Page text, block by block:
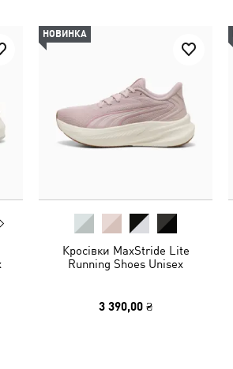
НОВИНКА
Кросівки MaxStride Lite
Running Shoes Unisex
3 390,00 ₴